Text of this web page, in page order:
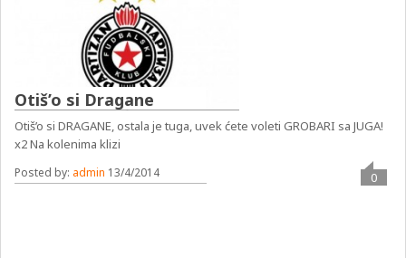
Otiš’o si Dragane
Otiš’o si DRAGANE, ostala je tuga, uvek ćete voleti GROBARI sa JUGA!
x2 Na kolenima klizi
Posted by: admin 13/4/2014 0